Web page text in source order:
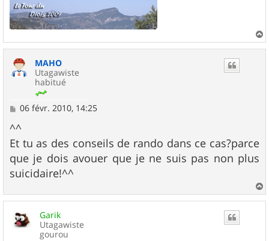
a
MAHO
Utagawiste
habitué
M
s
a
g
e
06 févr. 2010, 14:25
^^
Et tu as des conseils de rando dans ce cas?parce
que je dois avouer que je ne suis pas non plus
suicidaire!^^
a
Garik
Utagawiste
gourou